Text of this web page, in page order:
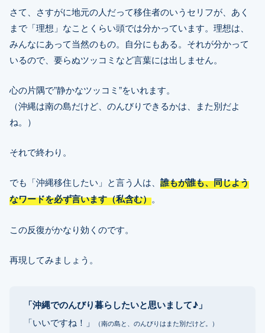
さて、さすがに地元の人だって移住者のいうセリフが、あく
まで「理想」なことくらい頭では分かっています。理想は、
みんなにあって当然のもの。自分にもある。それが分かって
いるので、要らぬツッコミなど言葉には出しません。
心の片隅で”静かなツッコミ”をいれます。
（沖縄は南の島だけど、のんびりできるかは、また別だよ
ね。）
それで終わり。
でも「沖縄移住したい」と言う人は、 誰もが誰も、同じよう
なワードを必ず言います（私含む）。
この反復がかなり効くのです。
再現してみましょう。
「沖縄でのんびり暮らしたいと思いまして♪」
「いいですね！」 （南の島と、のんびりはまた別だけど。）